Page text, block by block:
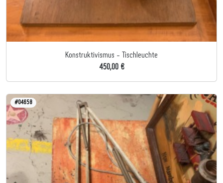
Konstruktivismus - Tischleuchte
450,00 €
#04658